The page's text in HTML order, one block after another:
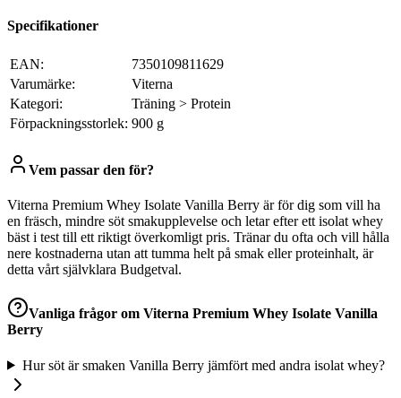
Specifikationer
EAN:
7350109811629
Varumärke:
Viterna
Kategori:
Träning > Protein
Förpackningsstorlek: 900 g
Vem passar den för?
Viterna Premium Whey Isolate Vanilla Berry är för dig som vill ha
en fräsch, mindre söt smakupplevelse och letar efter ett isolat whey
bäst i test till ett riktigt överkomligt pris. Tränar du ofta och vill hålla
nere kostnaderna utan att tumma helt på smak eller proteinhalt, är
detta vårt självklara Budgetval.
Vanliga frågor om Viterna Premium Whey Isolate Vanilla
Berry
Hur söt är smaken Vanilla Berry jämfört med andra isolat whey?